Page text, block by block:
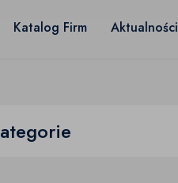
Katalog Firm Aktualności